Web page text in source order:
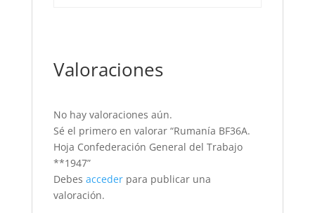
Valoraciones
No hay valoraciones aún.
Sé el primero en valorar “Rumanía BF36A.
Hoja Confederación General del Trabajo
**1947”
Debes accederpara publicar una
valoración.